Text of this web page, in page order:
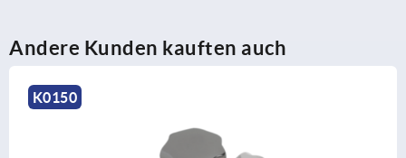
Andere Kunden kauften auch
K0150